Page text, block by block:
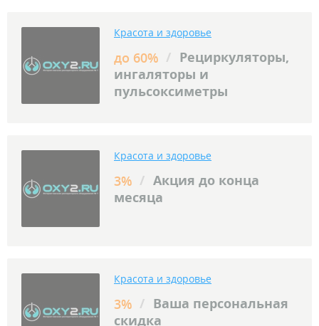
Красота и здоровье
до 60% / Рециркуляторы,
ингаляторы и
пульсоксиметры
Красота и здоровье
3% / Акция до конца
месяца
Красота и здоровье
3% / Ваша персональная
скидка